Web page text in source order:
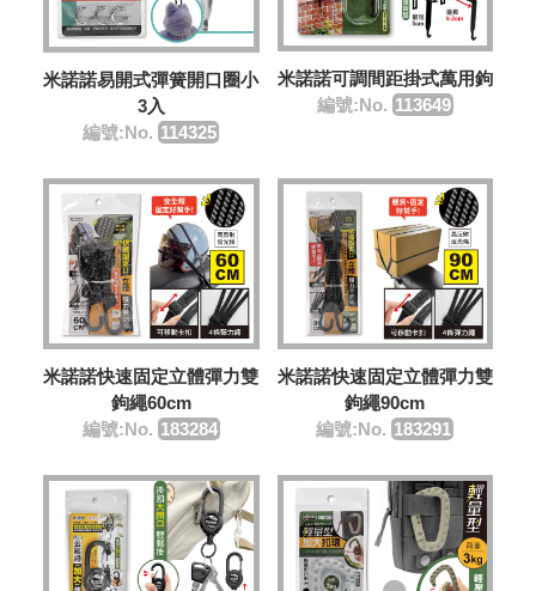
米諾諾易開式彈簧開口圈小
3入
編號:No. 114325
米諾諾可調間距掛式萬用鉤
編號:No. 113649
米諾諾快速固定立體彈力雙
鉤繩60cm
編號:No. 183284
米諾諾快速固定立體彈力雙
鉤繩90cm
編號:No. 183291